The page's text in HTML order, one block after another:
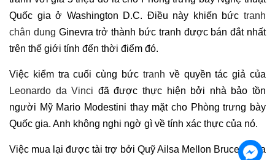
Quốc gia ở Washington D.C. Điều này khiến bức tranh
chân dung Ginevra trở thành bức tranh được bán đắt nhất
trên thế giới tính đến thời điểm đó.
Việc kiểm tra cuối cùng bức tranh về quyền tác giả của
Leonardo da Vinci đã được thực hiện bởi nhà bảo tồn
người Mỹ Mario Modestini thay mặt cho Phòng trưng bày
Quốc gia. Anh không nghi ngờ gì về tính xác thực của nó.
Việc mua lại được tài trợ bởi Quỹ Ailsa Mellon Bruce. Ailsa